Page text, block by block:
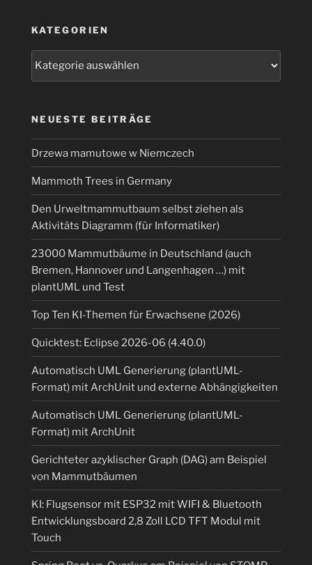
KATEGORIEN
NEUESTE BEITRÄGE
Drzewa mamutowe w Niemczech
Mammoth Trees in Germany
Den Urweltmammutbaum selbst ziehen als
Aktivitäts Diagramm (für Informatiker)
23000 Mammutbäume in Deutschland (auch
Bremen, Hannover und Langenhagen …) mit
plantUML und Test
Top Ten KI-Themen für Erwachsene (2026)
Quicktest: Eclipse 2026-06 (4.40.0)
Automatisch UML Generierung (plantUML-
Format) mit ArchUnit und externe Abhängigkeiten
Automatisch UML Generierung (plantUML-
Format) mit ArchUnit
Gerichteter azyklischer Graph (DAG) am Beispiel
von Mammutbäumen
KI: Flugsensor mit ESP32 mit WIFI & Bluetooth
Entwicklungsboard 2,8 Zoll LCD TFT Modul mit
Touch